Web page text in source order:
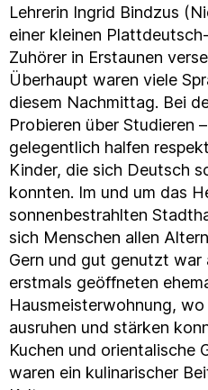
Lehrerin Ingrid Bindzus
einer kleinen
Zuhörer in Erstaunen
Überhaupt waren viele
diesem Nachmittag. Bei
Probieren über Studieren
gelegentlich halfen
Kinder, die sich Deutsch
konnten. Im und um das
sonnenbestrahlten
sich Menschen allen
Gern und gut genutzt war
erstmals geöffneten
Hausmeisterwohnung,
ausruhen und stärken
Kuchen und orientalische
waren ein kulinarischer